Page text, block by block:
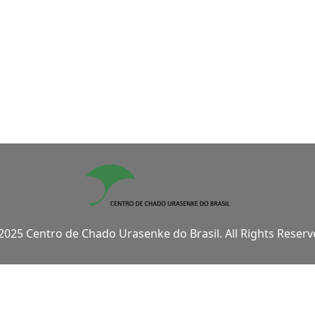
Centro de Chado Urasenke do Brasil. All Rights